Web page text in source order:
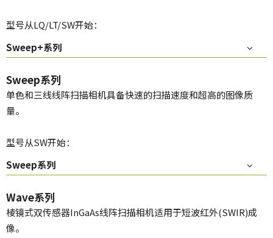
型号从LQ/LT/SW开始：
Sweep+系列
Sweep系列
单色和三线线阵扫描相机具备快速的扫描速度和超高的图像质
量。
型号从SW开始：
Sweep系列
Wave系列
棱镜式双传感器InGaAs线阵扫描相机适用于短波红外(SWIR)成
像。